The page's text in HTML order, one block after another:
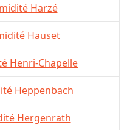
Harzé
Hauset
Henri-Chapelle
Heppenbach
Hergenrath